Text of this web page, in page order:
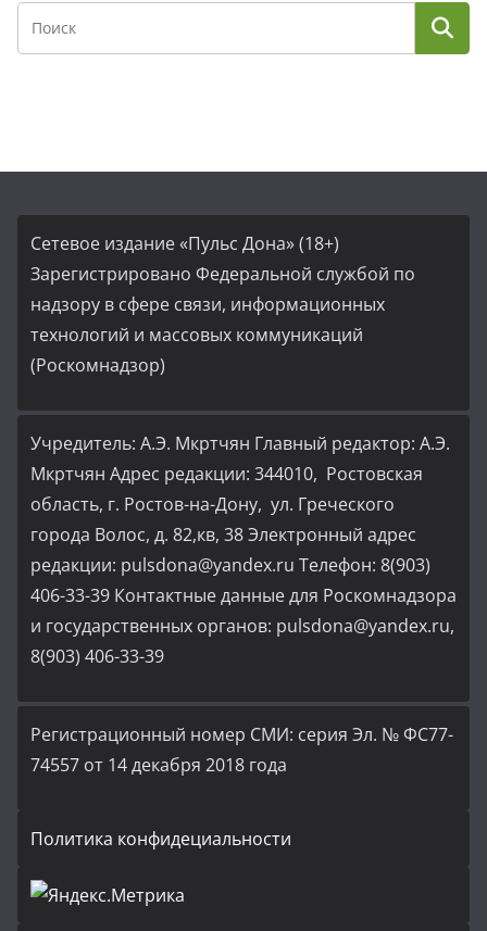
Сетевое издание «Пульс Дона» (18+)
Зарегистрировано Федеральной службой по
надзору в сфере связи, информационных
технологий и массовых коммуникаций
(Роскомнадзор)
Учредитель: А.Э. Мкртчян Главный редактор: А.Э.
Мкртчян Адрес редакции: 344010, Ростовская
область, г. Ростов-на-Дону, ул. Греческого
города Волос, д. 82,кв, 38 Электронный адрес
редакции: pulsdona@yandex.ru Телефон: 8(903)
406-33-39 Контактные данные для Роскомнадзора
и государственных органов: pulsdona@yandex.ru,
8(903) 406-33-39
Регистрационный номер СМИ: серия Эл. № ФС77-
74557 от 14 декабря 2018 года
Политика конфидециальности